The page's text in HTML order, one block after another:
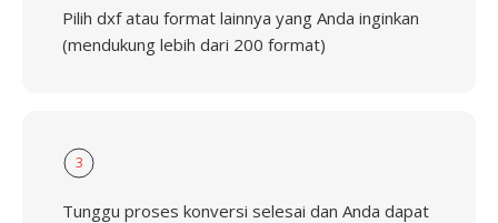
Pilih dxf atau format lainnya yang Anda inginkan
(mendukung lebih dari 200 format)
3
Tunggu proses konversi selesai dan Anda dapat